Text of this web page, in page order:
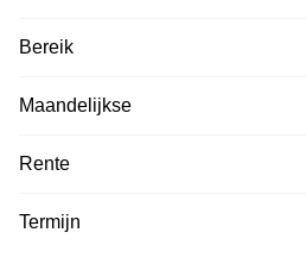
Bereik
Maandelijkse
Rente
Termijn